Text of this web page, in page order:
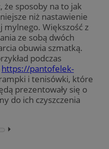
sposoby na to jak
niż nastawienie
mylnego. Większość z
ze sobą dwóch
obuwia szmatką.
podczas
https://pantofelek-
i tenisówki, które
prezentowały się o
do ich czyszczenia
⏵︎